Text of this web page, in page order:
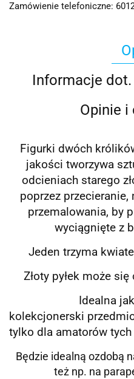
Zamówienie telefoniczne:
Informacje
Opinie i
Figurki dwóch
jakości tworzywa
odcieniach starego
poprzez
przemalowania, by
wyciągnięte z
Jeden trzyma
Złoty pyłek może
Idealna jako
kolekcjonerski
tylko dla amatorów tych
Będzie idealną ozdobą
też np. na